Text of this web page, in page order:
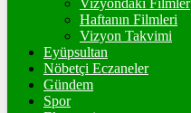
TETHER
Vizyondaki Filmler
Haftanın Filmleri
Vizyon Takvimi
Eyüpsultan
Nöbetçi Eczaneler
Gündem
Spor